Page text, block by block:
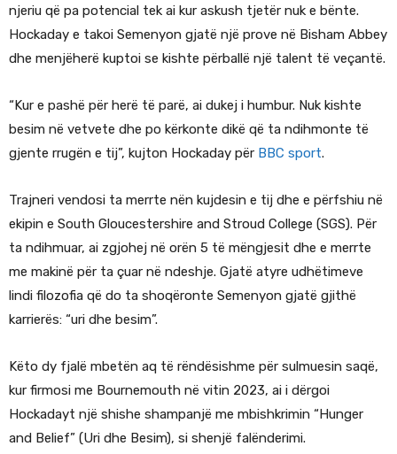
njeriu që pa potencial tek ai kur askush tjetër nuk e bënte.
Hockaday e takoi Semenyon gjatë një prove në Bisham Abbey
dhe menjëherë kuptoi se kishte përballë një talent të veçantë.
“Kur e pashë për herë të parë, ai dukej i humbur. Nuk kishte
besim në vetvete dhe po kërkonte dikë që ta ndihmonte të
gjente rrugën e tij”, kujton Hockaday për BBC sport.
Trajneri vendosi ta merrte nën kujdesin e tij dhe e përfshiu në
ekipin e South Gloucestershire and Stroud College (SGS). Për
ta ndihmuar, ai zgjohej në orën 5 të mëngjesit dhe e merrte
me makinë për ta çuar në ndeshje. Gjatë atyre udhëtimeve
lindi filozofia që do ta shoqëronte Semenyon gjatë gjithë
karrierës: “uri dhe besim”.
Këto dy fjalë mbetën aq të rëndësishme për sulmuesin saqë,
kur firmosi me Bournemouth në vitin 2023, ai i dërgoi
Hockadayt një shishe shampanjë me mbishkrimin “Hunger
and Belief” (Uri dhe Besim), si shenjë falënderimi.